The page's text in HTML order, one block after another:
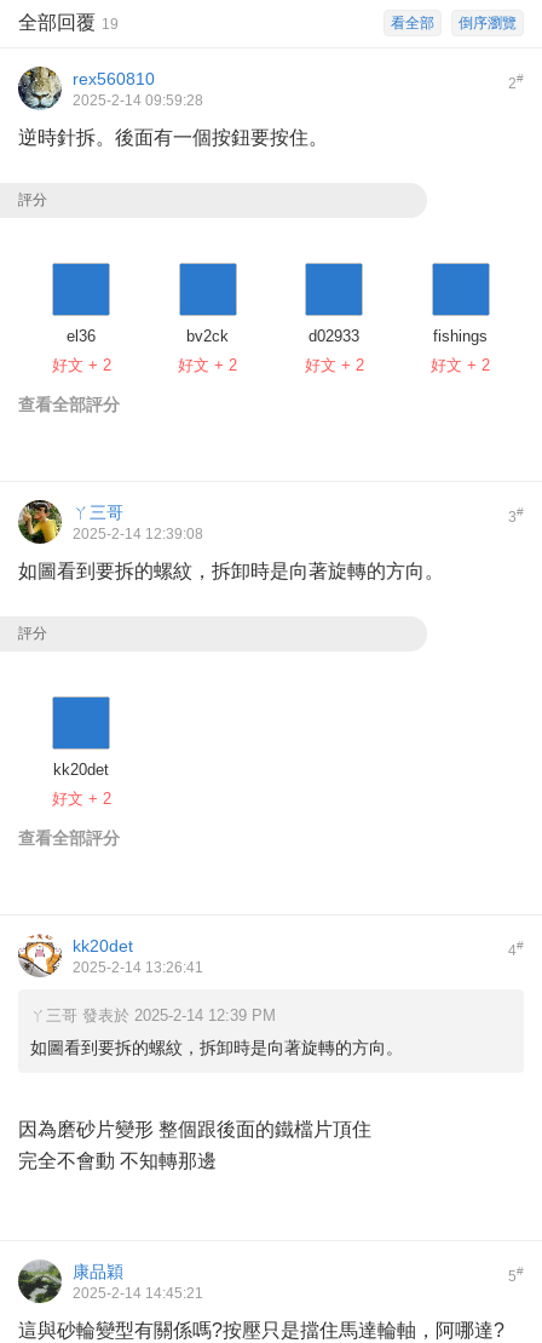
倒序瀏覽
看全部
全部回覆 19
2#
rex560810
2025-2-14 09:59:28
逆時針拆。後面有一個按鈕要按住。
評分
el36
好文 + 2
bv2ck
好文 + 2
d02933
好文 + 2
fishings
好文 + 2
查看全部評分
3#
ㄚ三哥
2025-2-14 12:39:08
如圖看到要拆的螺紋，拆卸時是向著旋轉的方向。
評分
kk20det
好文 + 2
查看全部評分
4#
kk20det
2025-2-14 13:26:41
ㄚ三哥 發表於 2025-2-14 12:39 PM
如圖看到要拆的螺紋，拆卸時是向著旋轉的方向。
因為磨砂片變形 整個跟後面的鐵檔片頂住
完全不會動 不知轉那邊
5#
康品穎
2025-2-14 14:45:21
這與砂輪變型有關係嗎?按壓只是擋住馬達輪軸，阿哪達?